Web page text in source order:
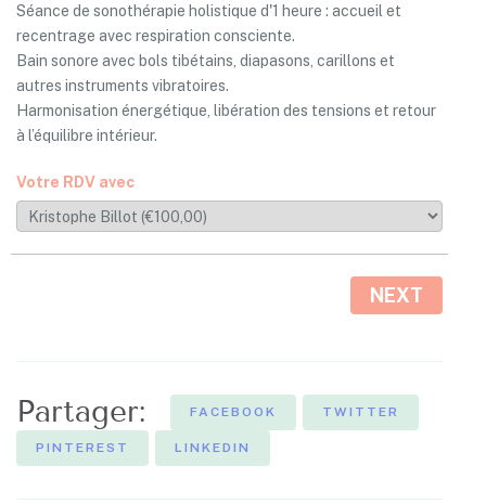
Séance de sonothérapie holistique d'1 heure : accueil et
recentrage avec respiration consciente.
Bain sonore avec bols tibétains, diapasons, carillons et
autres instruments vibratoires.
Harmonisation énergétique, libération des tensions et retour
à l’équilibre intérieur.
Votre RDV avec
NEXT
Partager: FACEBOOK TWITTER
PINTEREST LINKEDIN